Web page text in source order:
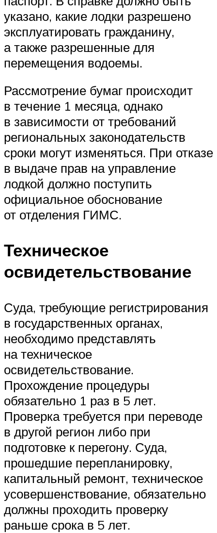
указано, какие лодки разрешено
эксплуатировать гражданину,
а также разрешенные для
перемещения водоемы.
Рассмотрение бумаг происходит
в течение 1 месяца, однако
в зависимости от требований
региональных законодательств
сроки могут изменяться. При отказе
в выдаче прав на управление
лодкой должно поступить
официальное обоснование
от отделения ГИМС.
Техническое
освидетельствование
Суда, требующие регистрирования
в государственных органах,
необходимо представлять
на техническое
освидетельствование.
Прохождение процедуры
обязательно 1 раз в 5 лет.
Проверка требуется при переводе
в другой регион либо при
подготовке к перегону. Суда,
прошедшие перепланировку,
капитальный ремонт, техническое
усовершенствование, обязательно
должны проходить проверку
раньше срока в 5 лет.